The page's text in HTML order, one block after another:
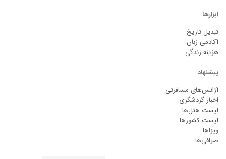
ابزارها
تبدیل تاریخ
آکادمی زبان
هزینه زندگی
پیشنهاد
آژانس‌های مسافرتی
اخبار گردشگری
لیست هتل‌ها
لیست کشورها
ویزاها
صرافی‌ها